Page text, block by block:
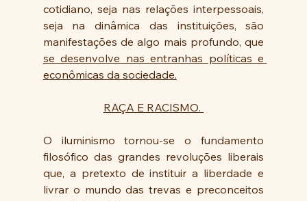
cotidiano, seja nas relações interpessoais,
seja na dinâmica das instituições, são
se desenvolve nas entranhas políticas e
econômicas da sociedade.
RAÇA E RACISMO.
O iluminismo tornou-se o fundamento
filosófico das grandes revoluções liberais
que, a pretexto de instituir a liberdade e
livrar o mundo das trevas e preconceitos